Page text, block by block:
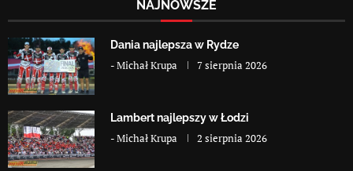
NAJNOWSZE
Dania najlepsza w Rydze
-Michał Krupa 7 sierpnia 2026
Lambert najlepszy w Łodzi
-Michał Krupa 2 sierpnia 2026